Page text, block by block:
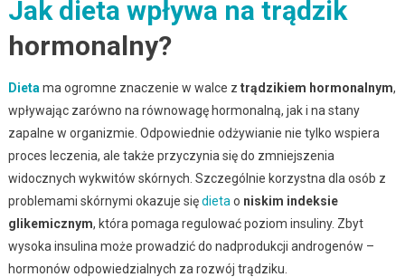
Jak dieta wpływa na trądzik
hormonalny?
Dieta ma ogromne znaczenie w walce z trądzikiem hormonalnym,
wpływając zarówno na równowagę hormonalną, jak i na stany
zapalne w organizmie. Odpowiednie odżywianie nie tylko wspiera
proces leczenia, ale także przyczynia się do zmniejszenia
widocznych wykwitów skórnych. Szczególnie korzystna dla osób z
problemami skórnymi okazuje siędieta o niskim indeksie
glikemicznym, która pomaga regulować poziom insuliny. Zbyt
wysoka insulina może prowadzić do nadprodukcji androgenów –
hormonów odpowiedzialnych za rozwój trądziku.